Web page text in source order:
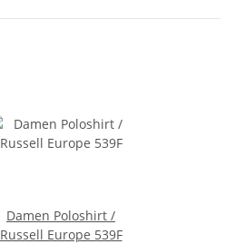
Damen Poloshirt /
Russell Europe 539F